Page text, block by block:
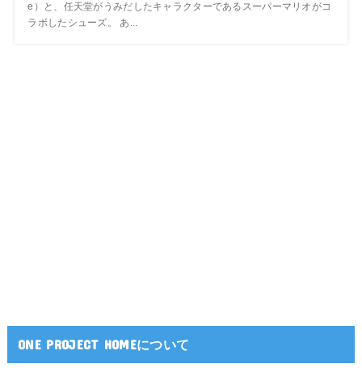
e）と、任天堂がうみだしたキャラクターであるスーパーマリオがコ
ラボしたシューズ。 あ...
ONE PROJECT HOMEについて